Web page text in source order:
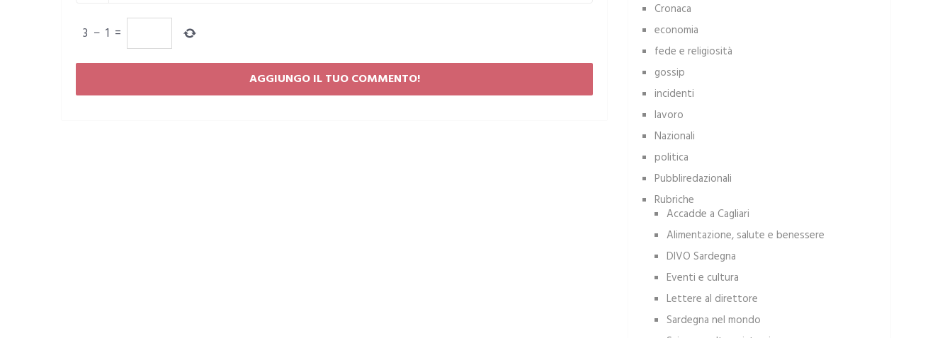
3 − 1 =
Cronaca
economia
fede e religiosità
gossip
incidenti
lavoro
Nazionali
politica
Pubbliredazionali
Rubriche
Accadde a Cagliari
Alimentazione, salute e benessere
DIVO Sardegna
Eventi e cultura
Lettere al direttore
Sardegna nel mondo